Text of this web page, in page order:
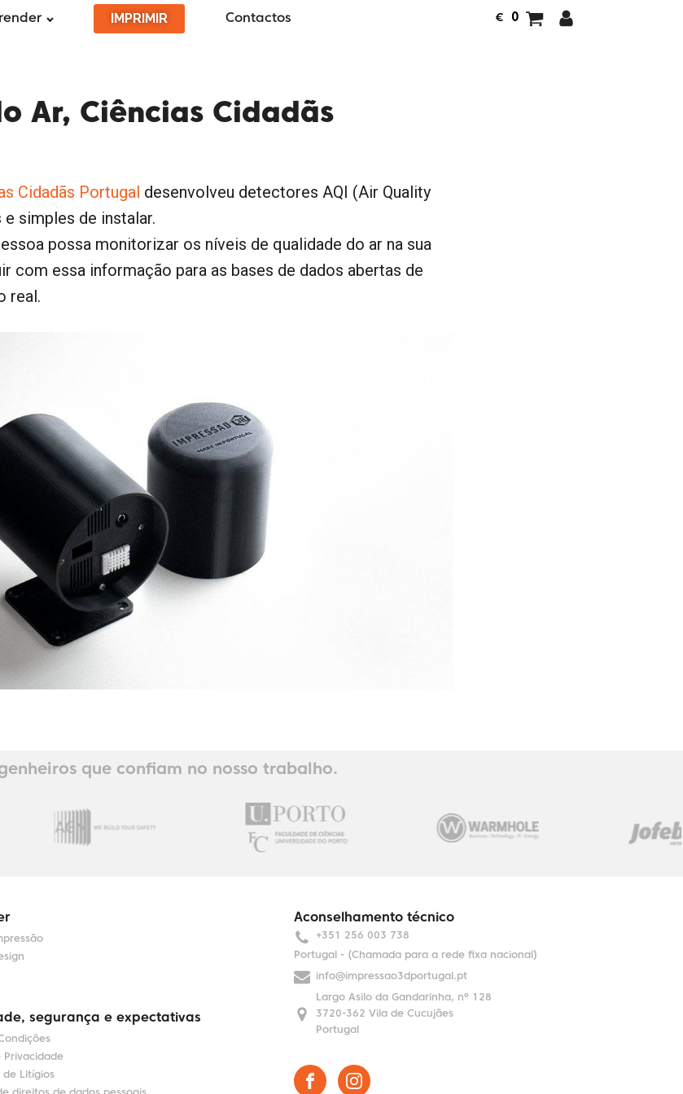
IMPRIMIR Contactos € 0
Ar, Ciências Cidadãs
Cidadãs Portugal desenvolveu detectores AQI (Air Quality
simples de instalar.
possa monitorizar os níveis de qualidade do ar na sua
com essa informação para as bases de dados abertas de
real.
que confiam no nosso trabalho.
segurança e expectativas
Privacidade
de Litígios
Aconselhamento técnico
+351 256 003 738
Portugal - (Chamada para a rede fixa nacional)
info@impressao3dportugal.pt
Largo Asilo da Gandarinha, nº 128
3720-362 Vila de Cucujães
Portugal